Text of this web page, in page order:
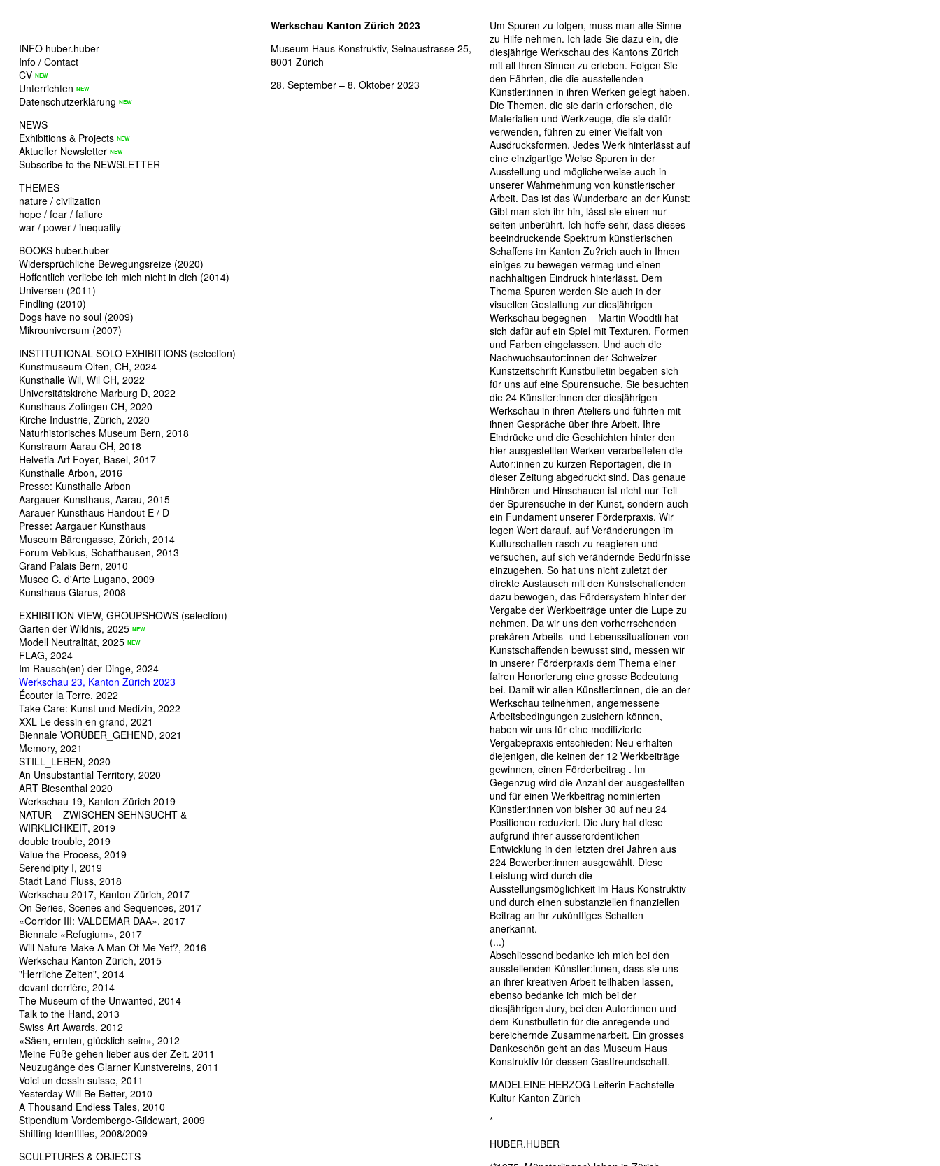
INFO huber.huber
Info / Contact
CV
Unterrichten
Datenschutzerklärung
NEWS
Exhibitions & Projects
Aktueller Newsletter
Subscribe to the NEWSLETTER
THEMES
nature / civilization
hope / fear / failure
war / power / inequality
BOOKS huber.huber
Widersprüchliche Bewegungsreize (2020)
Hoffentlich verliebe ich mich nicht in dich (2014)
Universen (2011)
Findling (2010)
Dogs have no soul (2009)
Mikrouniversum (2007)
INSTITUTIONAL SOLO EXHIBITIONS (selection)
Kunstmuseum Olten, CH, 2024
Kunsthalle Wil, Wil CH, 2022
Universitätskirche Marburg D, 2022
Kunsthaus Zofingen CH, 2020
Kirche Industrie, Zürich, 2020
Naturhistorisches Museum Bern, 2018
Kunstraum Aarau CH, 2018
Helvetia Art Foyer, Basel, 2017
Kunsthalle Arbon, 2016
Presse: Kunsthalle Arbon
Aargauer Kunsthaus, Aarau, 2015
Aarauer Kunsthaus Handout E / D
Presse: Aargauer Kunsthaus
Museum Bärengasse, Zürich, 2014
Forum Vebikus, Schaffhausen, 2013
Grand Palais Bern, 2010
Museo C. d'Arte Lugano, 2009
Kunsthaus Glarus, 2008
EXHIBITION VIEW, GROUPSHOWS (selection)
Garten der Wildnis, 2025
Modell Neutralität, 2025
FLAG, 2024
Im Rausch(en) der Dinge, 2024
Werkschau 23, Kanton Zürich 2023
Écouter la Terre, 2022
Take Care: Kunst und Medizin, 2022
XXL Le dessin en grand, 2021
Biennale VORÜBER_GEHEND, 2021
Memory, 2021
STILL_LEBEN, 2020
An Unsubstantial Territory, 2020
ART Biesenthal 2020
Werkschau 19, Kanton Zürich 2019
NATUR – ZWISCHEN SEHNSUCHT &
WIRKLICHKEIT, 2019
double trouble, 2019
Value the Process, 2019
Serendipity I, 2019
Stadt Land Fluss, 2018
Werkschau 2017, Kanton Zürich, 2017
On Series, Scenes and Sequences, 2017
«Corridor III: VALDEMAR DAA», 2017
Biennale «Refugium», 2017
Will Nature Make A Man Of Me Yet?, 2016
Werkschau Kanton Zürich, 2015
"Herrliche Zeiten", 2014
devant derrière, 2014
The Museum of the Unwanted, 2014
Talk to the Hand, 2013
Swiss Art Awards, 2012
«Säen, ernten, glücklich sein», 2012
Meine Füße gehen lieber aus der Zeit. 2011
Neuzugänge des Glarner Kunstvereins, 2011
Voici un dessin suisse, 2011
Yesterday Will Be Better, 2010
A Thousand Endless Tales, 2010
Stipendium Vordemberge-Gildewart, 2009
Shifting Identities, 2008/2009
SCULPTURES & OBJECTS
Werkschau Kanton Zürich 2023
Museum Haus Konstruktiv, Selnaustrasse 25,
8001 Zürich
28. September – 8. Oktober 2023
Um Spuren zu folgen, muss man alle Sinne
zu Hilfe nehmen. Ich lade Sie dazu ein, die
diesjährige Werkschau des Kantons Zürich
mit all Ihren Sinnen zu erleben. Folgen Sie
den Fährten, die die ausstellenden
Künstler:innen in ihren Werken gelegt haben.
Die Themen, die sie darin erforschen, die
Materialien und Werkzeuge, die sie dafür
verwenden, führen zu einer Vielfalt von
Ausdrucksformen. Jedes Werk hinterlässt auf
eine einzigartige Weise Spuren in der
Ausstellung und möglicherweise auch in
unserer Wahrnehmung von künstlerischer
Arbeit. Das ist das Wunderbare an der Kunst:
Gibt man sich ihr hin, lässt sie einen nur
selten unberührt. Ich hoffe sehr, dass dieses
beeindruckende Spektrum künstlerischen
Schaffens im Kanton Zu?rich auch in Ihnen
einiges zu bewegen vermag und einen
nachhaltigen Eindruck hinterlässt. Dem
Thema Spuren werden Sie auch in der
visuellen Gestaltung zur diesjährigen
Werkschau begegnen – Martin Woodtli hat
sich dafür auf ein Spiel mit Texturen, Formen
und Farben eingelassen. Und auch die
Nachwuchsautor:innen der Schweizer
Kunstzeitschrift Kunstbulletin begaben sich
für uns auf eine Spurensuche. Sie besuchten
die 24 Künstler:innen der diesjährigen
Werkschau in ihren Ateliers und führten mit
ihnen Gespräche über ihre Arbeit. Ihre
Eindrücke und die Geschichten hinter den
hier ausgestellten Werken verarbeiteten die
Autor:innen zu kurzen Reportagen, die in
dieser Zeitung abgedruckt sind. Das genaue
Hinhören und Hinschauen ist nicht nur Teil
der Spurensuche in der Kunst, sondern auch
ein Fundament unserer Förderpraxis. Wir
legen Wert darauf, auf Veränderungen im
Kulturschaffen rasch zu reagieren und
versuchen, auf sich verändernde Bedürfnisse
einzugehen. So hat uns nicht zuletzt der
direkte Austausch mit den Kunstschaffenden
dazu bewogen, das Fördersystem hinter der
Vergabe der Werkbeiträge unter die Lupe zu
nehmen. Da wir uns den vorherrschenden
prekären Arbeits- und Lebenssituationen von
Kunstschaffenden bewusst sind, messen wir
in unserer Förderpraxis dem Thema einer
fairen Honorierung eine grosse Bedeutung
bei. Damit wir allen Künstler:innen, die an der
Werkschau teilnehmen, angemessene
Arbeitsbedingungen zusichern können,
haben wir uns für eine modifizierte
Vergabepraxis entschieden: Neu erhalten
diejenigen, die keinen der 12 Werkbeiträge
gewinnen, einen Förderbeitrag . Im
Gegenzug wird die Anzahl der ausgestellten
und für einen Werkbeitrag nominierten
Künstler:innen von bisher 30 auf neu 24
Positionen reduziert. Die Jury hat diese
aufgrund ihrer ausserordentlichen
Entwicklung in den letzten drei Jahren aus
224 Bewerber:innen ausgewählt. Diese
Leistung wird durch die
Ausstellungsmöglichkeit im Haus Konstruktiv
und durch einen substanziellen finanziellen
Beitrag an ihr zukünftiges Schaffen
anerkannt.
(...)
Abschliessend bedanke ich mich bei den
ausstellenden Künstler:innen, dass sie uns
an ihrer kreativen Arbeit teilhaben lassen,
ebenso bedanke ich mich bei der
diesjährigen Jury, bei den Autor:innen und
dem Kunstbulletin für die anregende und
bereichernde Zusammenarbeit. Ein grosses
Dankeschön geht an das Museum Haus
Konstruktiv für dessen Gastfreundschaft.
MADELEINE HERZOG Leiterin Fachstelle
Kultur Kanton Zürich
*
HUBER.HUBER